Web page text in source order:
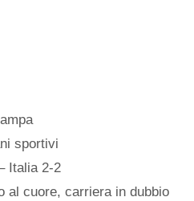
sportivi
Italia 2-2
al cuore, carriera in dubbio